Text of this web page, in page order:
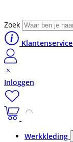
Zoek
Klantenservice
Inloggen
Werkkleding